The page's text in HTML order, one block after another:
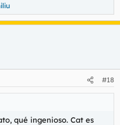
#18
qué ingenioso. Cat es